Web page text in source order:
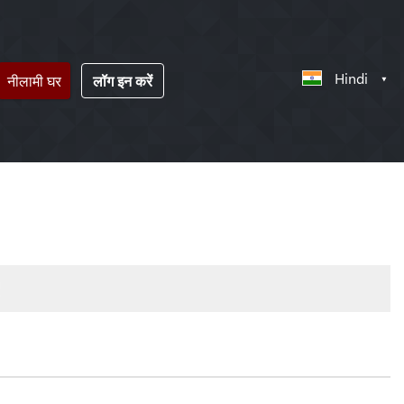
नीलामी घर लॉग इन करें Hindi